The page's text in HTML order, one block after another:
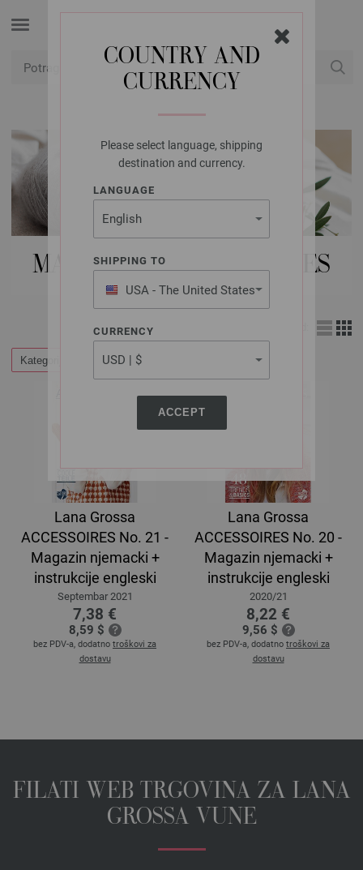
COUNTRY AND
CURRENCY
Please select language, shipping
destination and currency.
LANGUAGE
SHIPPING TO
USA - The United States
of America
CURRENCY
ACCEPT
MAGAZINI | ACCESSOIRES
Kategorije
Lana Grossa
ACCESSOIRES No. 21 -
Magazin njemacki +
instrukcije engleski
Septembar 2021
7,38 €
8,59 $
bez PDV-a, dodatno troškovi za
dostavu
Lana Grossa
ACCESSOIRES No. 20 -
Magazin njemacki +
instrukcije engleski
2020/21
8,22 €
9,56 $
bez PDV-a, dodatno troškovi za
dostavu
FILATI WEB TRGOVINA ZA LANA
GROSSA VUNE